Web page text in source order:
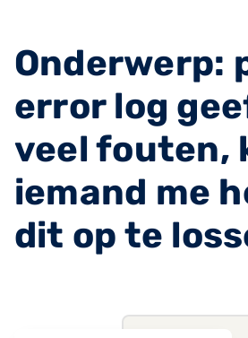
Onderwerp:
error log
veel fouten,
iemand me
dit op te